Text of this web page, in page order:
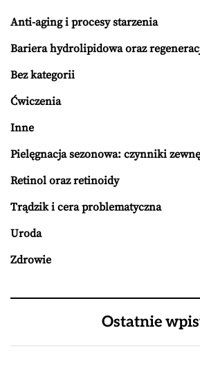
Anti-aging i procesy starzenia
Bariera hydrolipidowa oraz
Bez kategorii
Ćwiczenia
Inne
Pielęgnacja sezonowa: czynniki
Retinol oraz retinoidy
Trądzik i cera problematyczna
Uroda
Zdrowie
Ostatnie